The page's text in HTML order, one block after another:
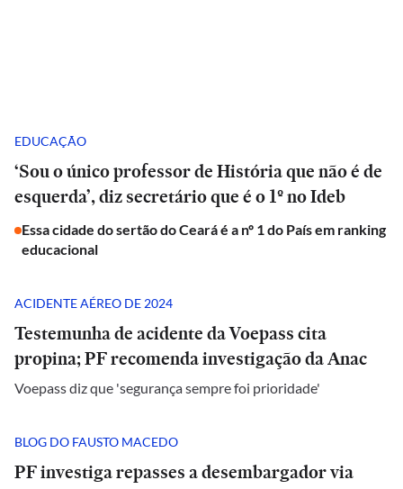
EDUCAÇÃO
‘Sou o único professor de História que não é de
esquerda’, diz secretário que é o 1º no Ideb
Essa cidade do sertão do Ceará é a nº 1 do País em ranking
educacional
ACIDENTE AÉREO DE 2024
Testemunha de acidente da Voepass cita
propina; PF recomenda investigação da Anac
Voepass diz que 'segurança sempre foi prioridade'
BLOG DO FAUSTO MACEDO
PF investiga repasses a desembargador via